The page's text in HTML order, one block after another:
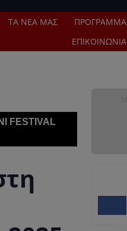
ΤΑ ΝΈΑ ΜΑΣ
ΠΡΌΓΡΑΜΜΑ
ΕΠΙΚΟΙΝΩΝΊΑ
FESTIVAL